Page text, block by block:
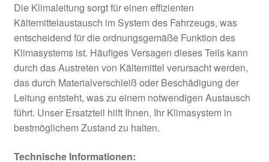
Die Klimaleitung sorgt für einen effizienten
Kältemittelaustausch im System des Fahrzeugs, was
entscheidend für die ordnungsgemäße Funktion des
Klimasystems ist. Häufiges Versagen dieses Teils kann
durch das Austreten von Kältemittel verursacht werden,
das durch Materialverschleiß oder Beschädigung der
Leitung entsteht, was zu einem notwendigen Austausch
führt. Unser Ersatzteil hilft Ihnen, Ihr Klimasystem in
bestmöglichem Zustand zu halten.
Technische Informationen: